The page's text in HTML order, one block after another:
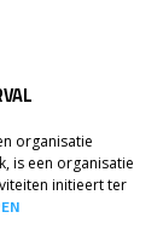
organisatie
is een organisatie
initieert ter